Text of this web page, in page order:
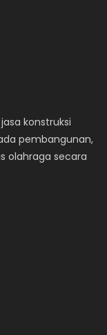
konstruksi
pembangunan,
olahraga secara